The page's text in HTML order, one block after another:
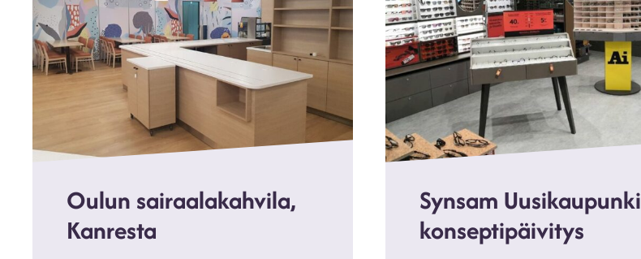
Oulun sairaalakahvila,
Kanresta
Synsam Uusikaupunki
konseptipäivitys